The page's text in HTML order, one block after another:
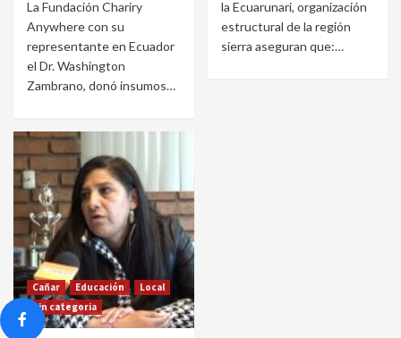
La Fundación Chariry
Anywhere con su
representante en Ecuador
el Dr. Washington
Zambrano, donó insumos…
la Ecuarunari, organización
estructural de la región
sierra aseguran que:…
Cañar Educación
Local
Sin categoria